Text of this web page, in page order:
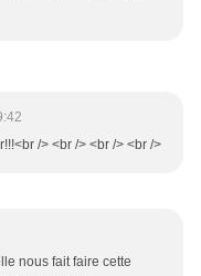
/> <br /> <br /> <br />
nous fait faire cette